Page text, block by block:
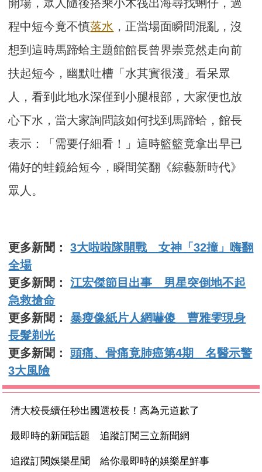
開場，眾人隨後搭乘小木筏出海尋找蜊仔，過
程中短今竟不慎落水 ，正當場面瞬間混亂，沒
想到這時馬蹄蛤主題館館長曾界崇竟然走向前
扶起短今，幽默吐槽「水其實很淺」看呆眾
人，看到此地水深僅到小腿根部，大家便也放
心下水，當大家詢問該如何找到馬蹄蛤，館長
表示：「需要仔細看！」這時籃籃竟拿出早已
備好的蛙鏡給短今，瞬間笑翻《綜藝新時代》
眾人。
更多新聞：3大啦啦隊開戰 女神「32撞」嗨翻
全場
更多新聞：江宏傑節目出事 男星突倒地不起
急救搶命
更多新聞：暴瘦像紙片人網嚇傻 曹雅雯現身
長髮剃光
更多新聞：頭痛、骨痛竟肺癌第4期 名醫示警
3大風險
清大校長續任秒出國選校長！高為元道歉了
最即時的新聞話題 追蹤訂閱三立新聞網
追蹤訂閱娛樂星聞 給你最即時的娛樂星鮮事